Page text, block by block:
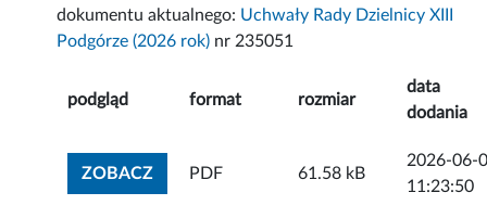
dokumentu aktualnego: Uchwały Rady Dzielnicy XIII
Podgórze (2026 rok) nr 235051
podgląd format rozmiar
data
dodania
ZOBACZZOBACZ ZAŁĄCZNIK
PDF 61.58 kB
2026-06-
11:23:50